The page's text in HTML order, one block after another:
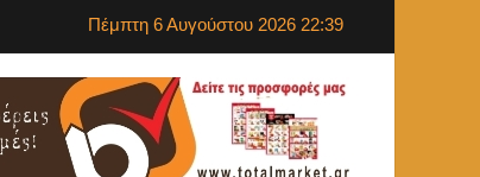
Πέμπτη 6 Αυγούστου 2026 22:39